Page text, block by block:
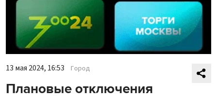
13 мая 2024, 16:53 Город
Плановые отключения